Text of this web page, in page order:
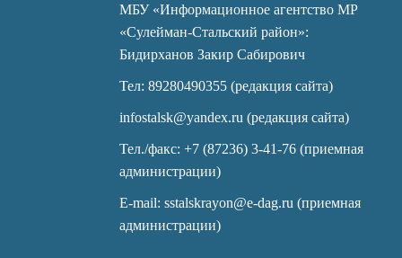
МБУ «Информационное агентство МР
«Сулейман-Стальский район»:
Бидирханов Закир Сабирович
Тел: 89280490355 (редакция сайта)
infostalsk@yandex.ru (редакция сайта)
Тел./факс: +7 (87236) 3-41-76 (приемная
администрации)
E-mail: sstalskrayon@e-dag.ru (приемная
администрации)